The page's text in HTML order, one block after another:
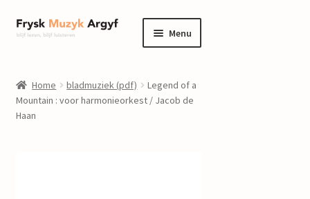
Ga
door
navigatie
Ga
naar
inhoud
Menu
informatie
Submenu
Home bladmuziek (pdf)
Legend of a
Mountain : voor harmonieorkest / Jacob de
Haan